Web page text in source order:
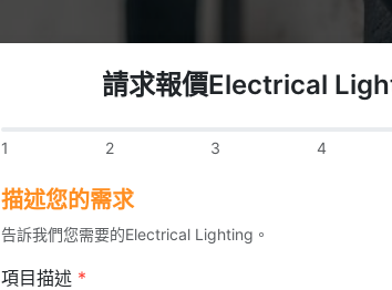
請求報價Electrical
1 2 3 4
描述您的需求
告訴我們您需要的Electrical Lighting。
項目描述 *